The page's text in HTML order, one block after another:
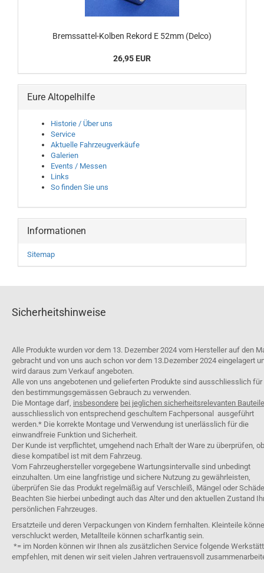
Bremssattel-Kolben Rekord E 52mm (Delco)
26,95 EUR
Eure Altopelhilfe
Historie / Über uns
Service
Aktuelle Fahrzeugverkäufe
Galerien
Events / Messen
Links
So finden Sie uns
Informationen
Sitemap
Sicherheitshinweise
Alle Produkte wurden vor dem 13. Dezember 2024 vom Hersteller auf den
gebracht und von uns auch schon vor dem 13.Dezember 2024 eingelagert
wird daraus zum Verkauf angeboten.
Alle von uns angebotenen und gelieferten Produkte sind ausschliesslich für
den bestimmungsgemässen Gebrauch zu verwenden.
Die Montage darf, insbesondere bei jeglichen sicherheitsrelevanten
ausschliesslich von entsprechend geschultem Fachpersonal ausgeführt
werden.* Die korrekte Montage und Verwendung ist unerlässlich für die
einwandfreie Funktion und Sicherheit.
Der Kunde ist verpflichtet, umgehend nach Erhalt der Ware zu überprüfen, ob
diese kompatibel ist mit dem Fahrzeug.
Vom Fahrzeughersteller vorgegebene Wartungsintervalle sind unbedingt
einzuhalten. Um eine langfristige und sichere Nutzung zu gewährleisten,
überprüfen Sie das Produkt regelmäßig auf Verschleiß, Mängel oder
Beachten Sie hierbei unbedingt auch das Alter und den aktuellen Zustand
persönlichen Fahrzeuges.
Ersatzteile und deren Verpackungen von Kindern fernhalten. Kleinteile
verschluckt werden, Metallteile können scharfkantig sein.
*= im Norden können wir Ihnen als zusätzlichen Service folgende
empfehlen, mit denen wir seit vielen Jahren vertrauensvoll